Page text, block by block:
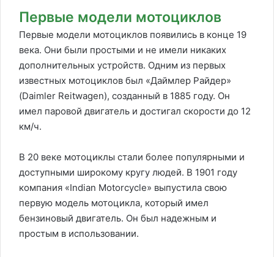
Первые модели мотоциклов
Первые модели мотоциклов появились в конце 19
века. Они были простыми и не имели никаких
дополнительных устройств. Одним из первых
известных мотоциклов был «Даймлер Райдер»
(Daimler Reitwagen), созданный в 1885 году. Он
имел паровой двигатель и достигал скорости до 12
км/ч.
В 20 веке мотоциклы стали более популярными и
доступными широкому кругу людей. В 1901 году
компания «Indian Motorcycle» выпустила свою
первую модель мотоцикла, который имел
бензиновый двигатель. Он был надежным и
простым в использовании.